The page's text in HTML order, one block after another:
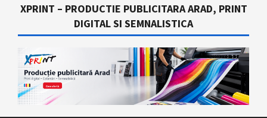
XPRINT – PRODUCTIE PUBLICITARA ARAD, PRINT
DIGITAL SI SEMNALISTICA